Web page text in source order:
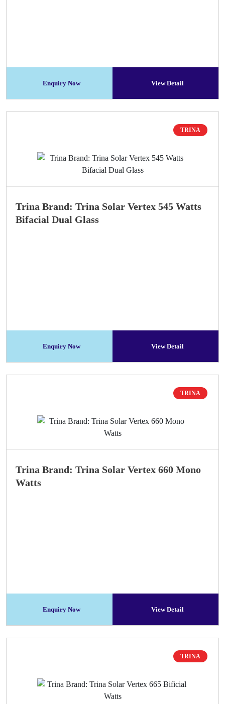
Enquiry Now View Detail
TRINA
Trina Brand: Trina Solar Vertex 545 Watts
Bifacial Dual Glass
Enquiry Now View Detail
TRINA
Trina Brand: Trina Solar Vertex 660 Mono
Watts
Enquiry Now View Detail
TRINA